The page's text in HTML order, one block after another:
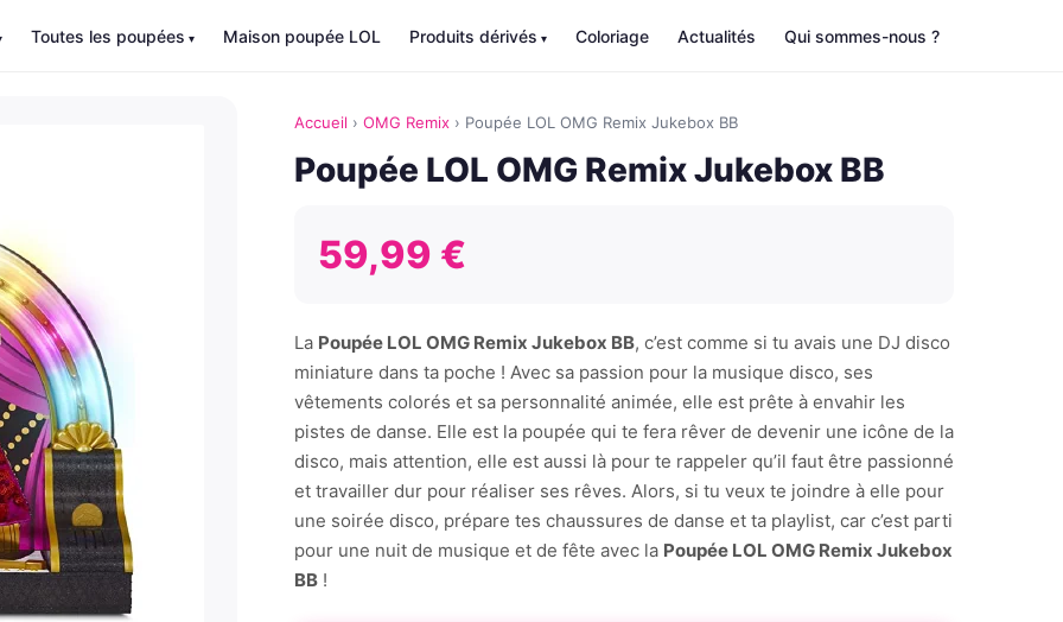
Toutes les poupées Maison poupée LOL Produits dérivés Coloriage Actualités Qui sommes-nous ?
Accueil › OMG Remix › Poupée LOL OMG Remix Jukebox BB
Poupée LOL OMG Remix Jukebox BB
59,99 €
La Poupée LOL OMG Remix Jukebox BB, c’est comme si tu avais une DJ disco
miniature dans ta poche ! Avec sa passion pour la musique disco, ses
vêtements colorés et sa personnalité animée, elle est prête à envahir les
pistes de danse. Elle est la poupée qui te fera rêver de devenir une icône de la
disco, mais attention, elle est aussi là pour te rappeler qu’il faut être passionné
et travailler dur pour réaliser ses rêves. Alors, si tu veux te joindre à elle pour
une soirée disco, prépare tes chaussures de danse et ta playlist, car c’est parti
pour une nuit de musique et de fête avec la Poupée LOL OMG Remix Jukebox
BB !